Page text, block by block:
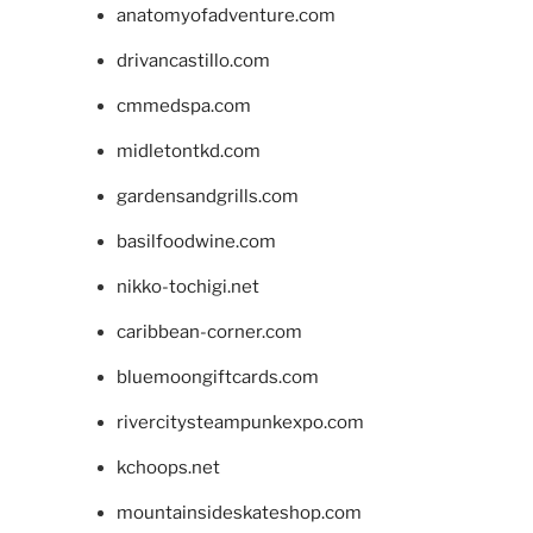
anatomyofadventure.com
drivancastillo.com
cmmedspa.com
midletontkd.com
gardensandgrills.com
basilfoodwine.com
nikko-tochigi.net
caribbean-corner.com
bluemoongiftcards.com
rivercitysteampunkexpo.com
kchoops.net
mountainsideskateshop.com